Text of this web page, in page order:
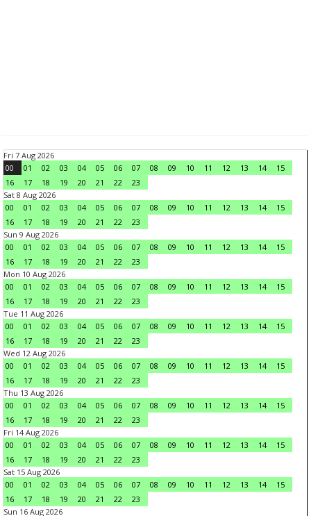
Fri 7 Aug 2026
00
01 02 03 04 05 06 07 08 09 10 11 12 13 14
15
16
17 18 19 20 21 22
23
Sat 8 Aug 2026
00
01 02 03 04 05 06 07 08 09 10 11 12 13 14
15
16
17 18 19 20 21 22
23
Sun 9 Aug 2026
00
01 02 03 04 05 06 07 08 09 10 11 12 13 14
15
16
17 18 19 20 21 22
23
Mon 10 Aug 2026
00
01 02 03 04 05 06 07 08 09 10 11 12 13 14
15
16
17 18 19 20 21 22
23
Tue 11 Aug 2026
00
01 02 03 04 05 06 07 08 09 10 11 12 13 14
15
16
17 18 19 20 21 22
23
Wed 12 Aug 2026
00
01 02 03 04 05 06 07 08 09 10 11 12 13 14
15
16
17 18 19 20 21 22
23
Thu 13 Aug 2026
00
01 02 03 04 05 06 07 08 09 10 11 12 13 14
15
16
17 18 19 20 21 22
23
Fri 14 Aug 2026
00
01 02 03 04 05 06 07 08 09 10 11 12 13 14
15
16
17 18 19 20 21 22
23
Sat 15 Aug 2026
00
01 02 03 04 05 06 07 08 09 10 11 12 13 14
15
16
17 18 19 20 21 22
23
Sun 16 Aug 2026